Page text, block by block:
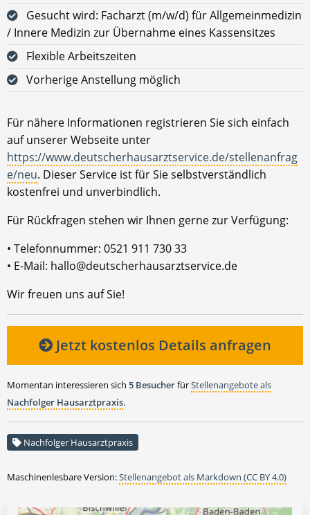
Gesucht wird: Facharzt (m/w/d) für Allgemeinmedizin
/ Innere Medizin zur Übernahme eines Kassensitzes
Flexible Arbeitszeiten
Vorherige Anstellung möglich
Für nähere Informationen registrieren Sie sich einfach
auf unserer Webseite unter
https://www.deutscherhausarztservice.de/stellenanfrag
e/neu. Dieser Service ist für Sie selbstverständlich
kostenfrei und unverbindlich.
Für Rückfragen stehen wir Ihnen gerne zur Verfügung:
• Telefonnummer: 0521 911 730 33
• E-Mail: hallo@deutscherhausarztservice.de
Wir freuen uns auf Sie!
Jetzt kostenlos Details anfragen
Momentan interessieren sich 5 BesucherfürStellenangebote als
Nachfolger Hausarztpraxis.
Nachfolger Hausarztpraxis
Maschinenlesbare Version:Stellenangebot als Markdown (CC BY 4.0)